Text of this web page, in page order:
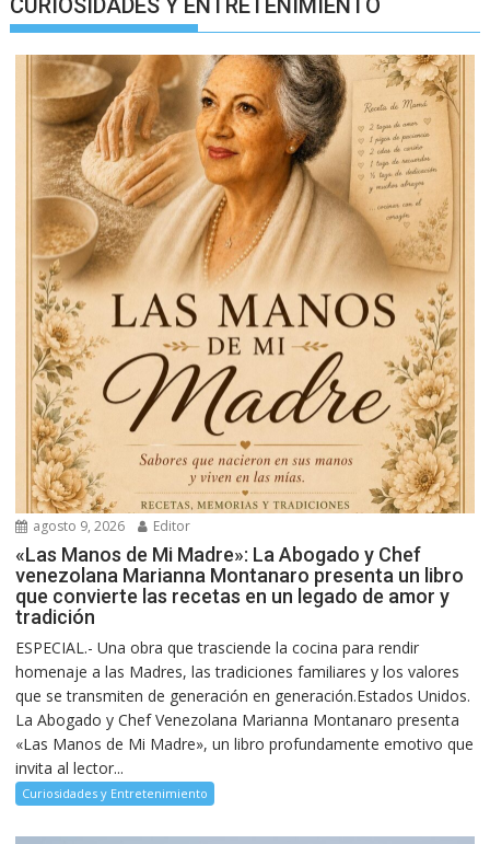
CURIOSIDADES Y ENTRETENIMIENTO
agosto 9, 2026 Editor
«Las Manos de Mi Madre»: La Abogado y Chef
venezolana Marianna Montanaro presenta un libro
que convierte las recetas en un legado de amor y
tradición
ESPECIAL.- Una obra que trasciende la cocina para rendir
homenaje a las Madres, las tradiciones familiares y los valores
que se transmiten de generación en generación.Estados Unidos.
La Abogado y Chef Venezolana Marianna Montanaro presenta
«Las Manos de Mi Madre», un libro profundamente emotivo que
invita al lector...
Curiosidades y Entretenimiento